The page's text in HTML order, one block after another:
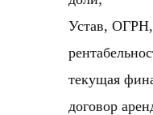
Устав,
текущая
договор